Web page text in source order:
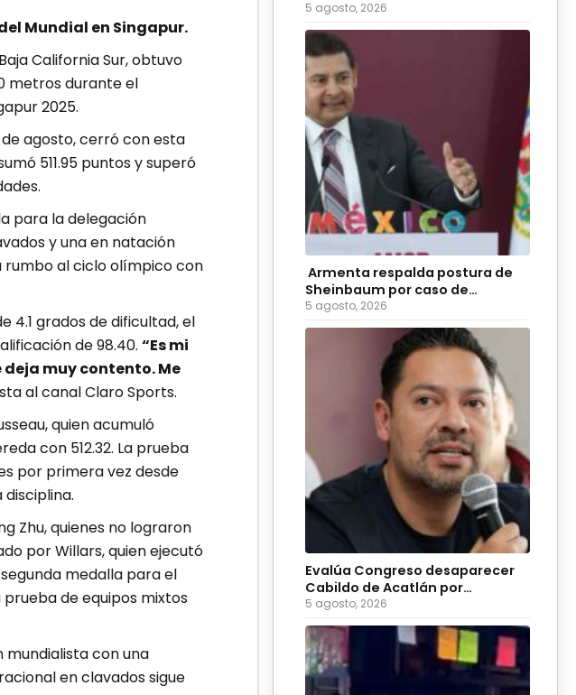
Mundial en Singapur.
California Sur, obtuvo
metros durante el
2025.
agosto, cerró con esta
511.95 puntos y superó
para la delegación
y una en natación
rumbo al ciclo olímpico con
4.1 grados de dificultad, el
de 98.40. “Es mi
muy contento. Me
al canal Claro Sports.
quien acumuló
con 512.32. La prueba
por primera vez desde
disciplina.
Zhu, quienes no lograron
por Willars, quien ejecutó
medalla para el
de equipos mixtos
con una
en clavados sigue
5 agosto, 2026
Armenta respalda postura de
Sheinbaum por caso de
diputadas poblanas
5 agosto, 2026
Evalúa Congreso desaparecer
Cabildo de Acatlán por
ingobernabilidad
5 agosto, 2026